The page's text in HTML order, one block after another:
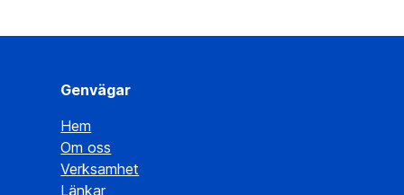
Genvägar
Hem
Om oss
Verksamhet
Länkar